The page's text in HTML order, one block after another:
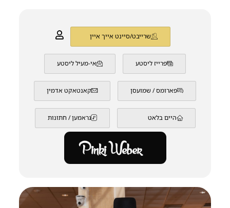
שרייבט/סיינט אייך איין
אי-מעיל ליסטע פרייז ליסטע
קאנטאקט אדמין פארומס / שמועסן
גראמען / חתונות היים בלאט